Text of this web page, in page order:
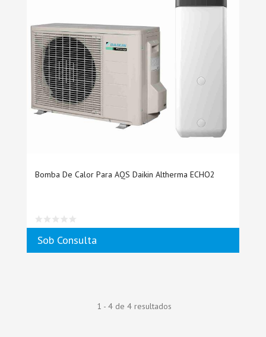
Bomba De Calor Para AQS Daikin Altherma ECHO2
Sob Consulta
1 - 4 de 4 resultados